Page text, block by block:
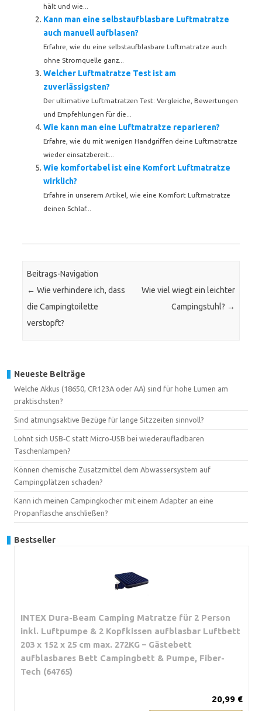
hält und wie...
Kann man eine selbstaufblasbare Luftmatratze
auch manuell aufblasen?
Erfahre, wie du eine selbstaufblasbare Luftmatratze auch
ohne Stromquelle ganz...
Welcher Luftmatratze Test ist am
zuverlässigsten?
Der ultimative Luftmatratzen Test: Vergleiche, Bewertungen
und Empfehlungen für die...
Wie kann man eine Luftmatratze reparieren?
Erfahre, wie du mit wenigen Handgriffen deine Luftmatratze
wieder einsatzbereit...
Wie komfortabel ist eine Komfort Luftmatratze
wirklich?
Erfahre in unserem Artikel, wie eine Komfort Luftmatratze
deinen Schlaf...
Beitrags-Navigation
← Wie verhindere ich, dass
die Campingtoilette
verstopft?
Wie viel wiegt ein leichter
Campingstuhl? →
Neueste Beiträge
Welche Akkus (18650, CR123A oder AA) sind für hohe Lumen am
praktischsten?
Sind atmungsaktive Bezüge für lange Sitzzeiten sinnvoll?
Lohnt sich USB‑C statt Micro‑USB bei wiederaufladbaren
Taschenlampen?
Können chemische Zusatzmittel dem Abwassersystem auf
Campingplätzen schaden?
Kann ich meinen Campingkocher mit einem Adapter an eine
Propanflasche anschließen?
Bestseller
INTEX Dura-Beam Camping Matratze für 2 Person
inkl. Luftpumpe & 2 Kopfkissen aufblasbar Luftbett
203 x 152 x 25 cm max. 272KG – Gästebett
aufblasbares Bett Campingbett & Pumpe, Fiber-
Tech (64765)
20,99 €